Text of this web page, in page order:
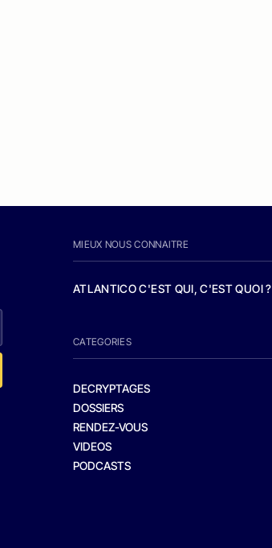
MIEUX NOUS CONNAITRE
ATLANTICO C'EST QUI, C'EST QUOI ?
CATEGORIES
DECRYPTAGES
DOSSIERS
RENDEZ-VOUS
VIDEOS
PODCASTS